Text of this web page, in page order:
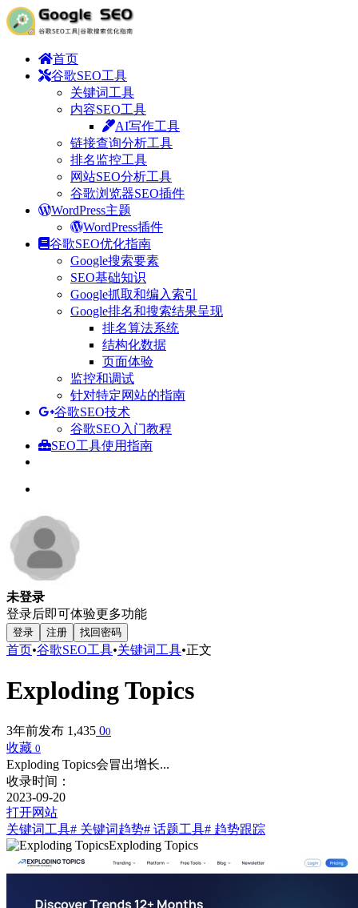
首页
谷歌SEO工具
关键词工具
内容SEO工具
AI写作工具
链接查询分析工具
排名监控工具
网站SEO分析工具
谷歌浏览器SEO插件
WordPress主题
WordPress插件
谷歌SEO优化指南
Google搜索要素
SEO基础知识
Google抓取和编入索引
Google排名和搜索结果呈现
排名算法系统
结构化数据
页面体验
监控和调试
针对特定网站的指南
谷歌SEO技术
谷歌SEO入门教程
SEO工具使用指南
未登录
登录后即可体验更多功能
登录 注册 找回密码
首页•谷歌SEO工具•关键词工具•正文
Exploding Topics
3年前发布 1,435 00
收藏 0
Exploding Topics会冒出增长...
收录时间：
2023-09-20
打开网站
关键词工具# 关键词趋势# 话题工具# 趋势跟踪
Exploding Topics